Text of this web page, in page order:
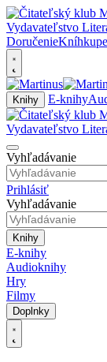
Doručenie
Knihy E-knihy
Vyhľadávanie
Prihlásiť
Vyhľadávanie
Knihy
E-knihy
Audioknihy
Hry
Filmy
Doplnky